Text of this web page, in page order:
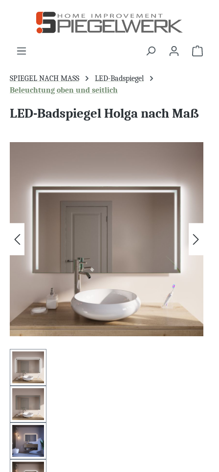
springen
SPIEGEL NACH MASS
LED-Badspiegel
Beleuchtung oben und seitlich
LED-Badspiegel Holga nach Maß